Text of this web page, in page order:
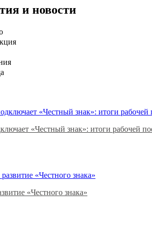
и новости
«Честный знак»: итоги рабочей
«Честного знака»